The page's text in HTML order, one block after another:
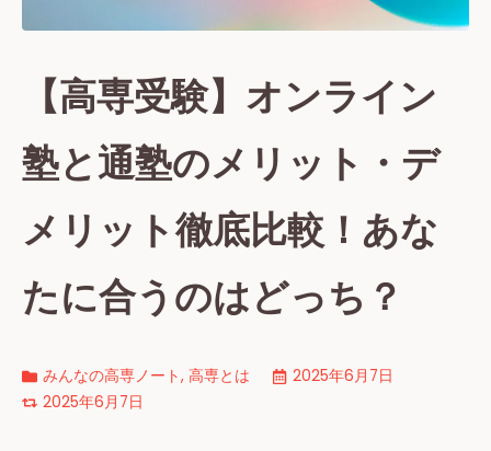
【高専受験】オンライン
塾と通塾のメリット・デ
メリット徹底比較！あな
たに合うのはどっち？
みんなの高専ノート, 高専とは
2025年6月7日
2025年6月7日